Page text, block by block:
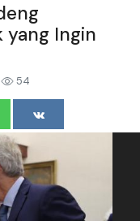
yang Ingin
54